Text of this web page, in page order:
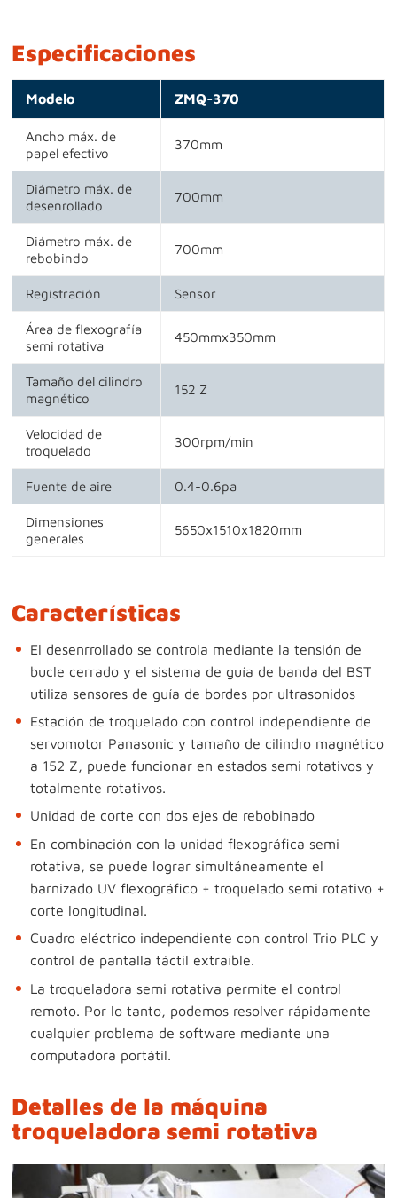
Especificaciones
Modelo ZMQ-370
Ancho máx. de
papel efectivo
370mm
Diámetro máx. de
desenrollado
700mm
Diámetro máx. de
rebobindo
700mm
Registración Sensor
Área de flexografía
semi rotativa
450mmx350mm
Tamaño del cilindro
magnético
152 Z
Velocidad de
troquelado
300rpm/min
Fuente de aire 0.4-0.6pa
Dimensiones
generales
5650x1510x1820mm
Características
El desenrrollado se controla mediante la tensión de
bucle cerrado y el sistema de guía de banda del BST
utiliza sensores de guía de bordes por ultrasonidos
Estación de troquelado con control independiente de
servomotor Panasonic y tamaño de cilindro magnético
a 152 Z, puede funcionar en estados semi rotativos y
totalmente rotativos.
Unidad de corte con dos ejes de rebobinado
En combinación con la unidad flexográfica semi
rotativa, se puede lograr simultáneamente el
barnizado UV flexográfico + troquelado semi rotativo +
corte longitudinal.
Cuadro eléctrico independiente con control Trio PLC y
control de pantalla táctil extraíble.
La troqueladora semi rotativa permite el control
remoto. Por lo tanto, podemos resolver rápidamente
cualquier problema de software mediante una
computadora portátil.
Detalles de la máquina
troqueladora semi rotativa